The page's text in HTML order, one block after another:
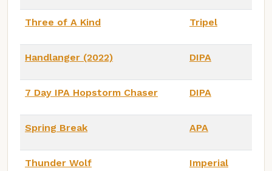
Three of A Kind Tripel
Handlanger (2022) DIPA
7 Day IPA Hopstorm Chaser DIPA
Spring Break APA
Thunder Wolf
Imperial